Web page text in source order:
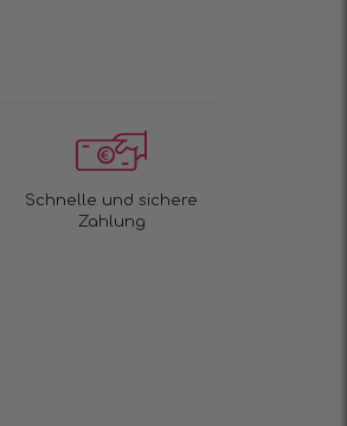
Schnelle und sichere
Zahlung